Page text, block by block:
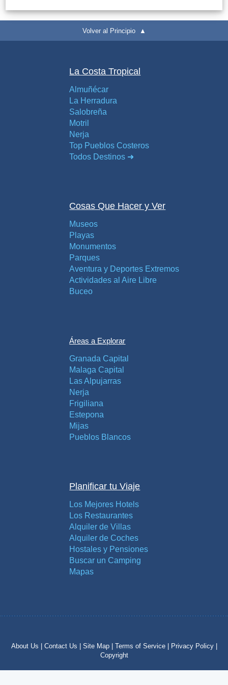
Volver al Principio ▲
La Costa Tropical
Almuñécar
La Herradura
Salobreña
Motril
Nerja
Top Pueblos Costeros
Todos Destinos ➜
Cosas Que Hacer y Ver
Museos
Playas
Monumentos
Parques
Aventura y Deportes Extremos
Actividades al Aire Libre
Buceo
Áreas a Explorar
Granada Capital
Malaga Capital
Las Alpujarras
Nerja
Frigiliana
Estepona
Mijas
Pueblos Blancos
Planificar tu Viaje
Los Mejores Hotels
Los Restaurantes
Alquiler de Villas
Alquiler de Coches
Hostales y Pensiones
Buscar un Camping
Mapas
About Us | Contact Us | Site Map | Terms of Service |
Privacy Policy |
Copyright